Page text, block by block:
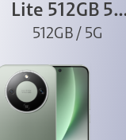
Lite 512GB 5G
Verde
512GB / 5G